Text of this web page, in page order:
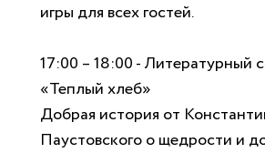
игры для всех гостей.
17:00 – 18:00 - Литературный
«Теплый хлеб»
Добрая история от
Паустовского о щедрости и